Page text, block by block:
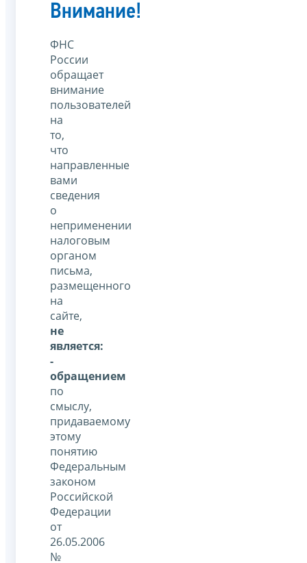
Внимание!
ФНС
России
обращает
внимание
пользователей
на
то,
что
направленные
вами
сведения
о
неприменении
налоговым
органом
письма,
размещенного
на
сайте,
не
является:
-
обращением
по
смыслу,
придаваемому
этому
понятию
Федеральным
законом
Российской
Федерации
от
26.05.2006
№